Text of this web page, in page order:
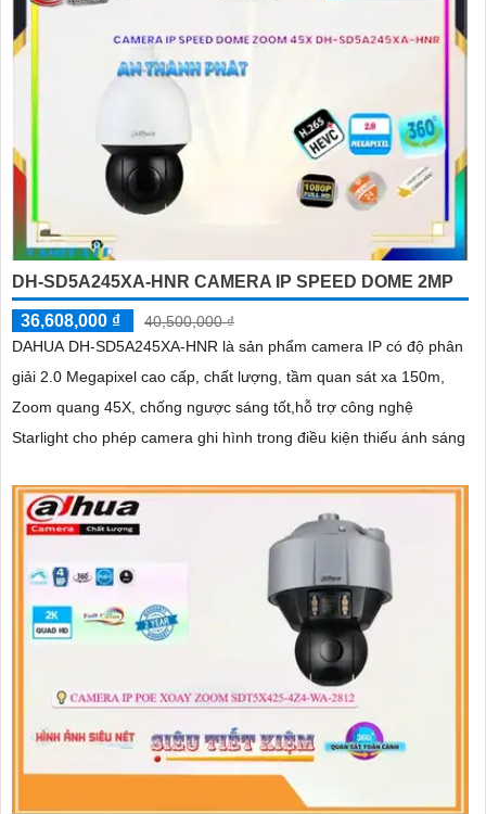
DH-SD5A245XA-HNR CAMERA IP SPEED DOME 2MP
36,608,000 ₫
40,500,000 ₫
DAHUA DH-SD5A245XA-HNR là sản phẩm camera IP có độ phân
giải 2.0 Megapixel cao cấp, chất lượng, tầm quan sát xa 150m,
Zoom quang 45X, chống ngược sáng tốt,hỗ trợ công nghệ
Starlight cho phép camera ghi hình trong điều kiện thiếu ánh sáng